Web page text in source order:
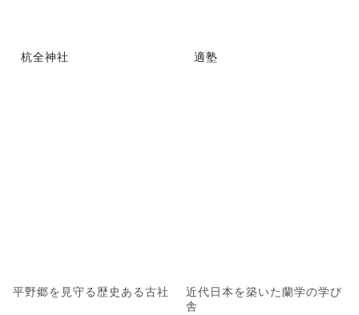
杭全神社
平野郷を見守る歴史ある古社
適塾
近代日本を築いた蘭学の学び
舎